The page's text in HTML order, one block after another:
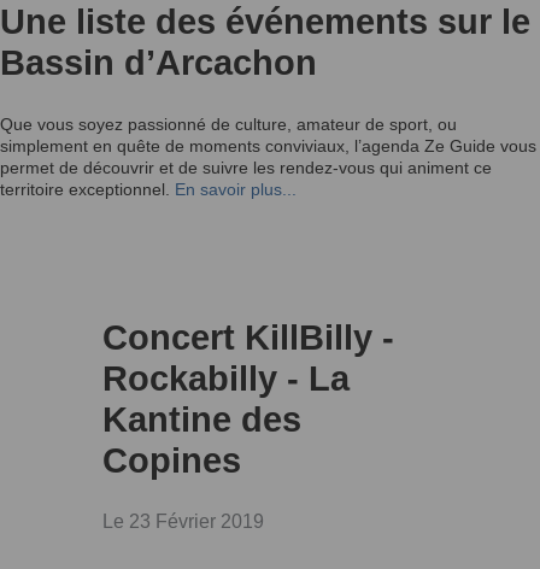
Une liste des événements sur le
Bassin d’Arcachon
Que vous soyez passionné de culture, amateur de sport, ou
simplement en quête de moments conviviaux, l’agenda Ze Guide vous
permet de découvrir et de suivre les rendez-vous qui animent ce
territoire exceptionnel. En savoir plus...
Concert KillBilly -
Rockabilly - La
Kantine des
Copines
Le 23 Février 2019